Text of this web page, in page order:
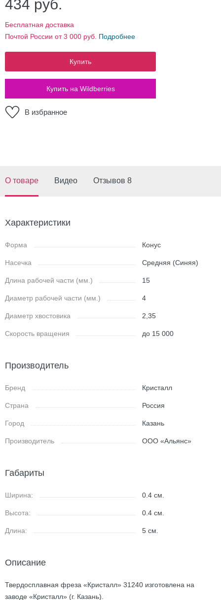
434 руб.
Бесплатная доставка
Почтой России от 3 000 руб. Подробнее
Купить
Купить на Wildberries
В избранное
О товаре Видео Отзывов 8
Характеристики
Форма Конус
Насечка Средняя (Синяя)
Длина рабочей части (мм.) 15
Диаметр рабочей части (мм.) 4
Диаметр хвостовика 2,35
Скорость вращения до 15 000
Производитель
Бренд Кристалл
Страна Россия
Город Казань
Производитель ООО «Альянс»
Габариты
Ширина: 0.4см.
Высота: 0.4см.
Длина: 5см.
Описание
Твердосплавная фреза «Кристалл» 31240 изготовлена на
заводе «Кристалл» (г. Казань).